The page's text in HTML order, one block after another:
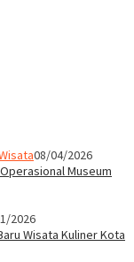
08/04/2026
Museum
2026
Wisata Kuliner Kota